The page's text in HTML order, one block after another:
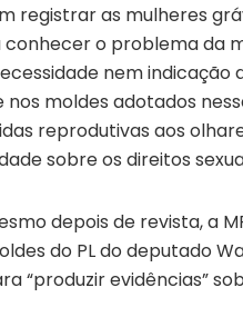
registrar as mulheres
conhecer o problema da
nem
moldes adotados
reprodutivas aos
sobre os direitos
depois de revista, a
do PL do deputado
“produzir evidências”